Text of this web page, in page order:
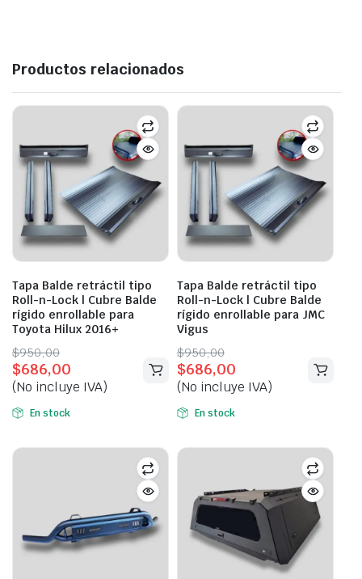
Productos relacionados
Tapa Balde retráctil tipo
Roll-n-Lock | Cubre Balde
rígido enrollable para
Toyota Hilux 2016+
$950,00
Original
price
was:
$950,00.
$686,00
Current
price
is:
$686,00.
(No incluye IVA)
En stock
Tapa Balde retráctil tipo
Roll-n-Lock | Cubre Balde
rígido enrollable para JMC
Vigus
$950,00
Original
price
was:
$950,00.
$686,00
Current
price
is:
$686,00.
(No incluye IVA)
En stock